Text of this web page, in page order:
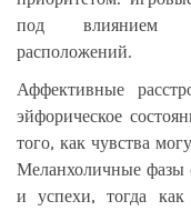
под влиянием
расположений.
Аффективные
эйфорическое
того, как чувства
Меланхоличные фазы
и успехи, тогда как